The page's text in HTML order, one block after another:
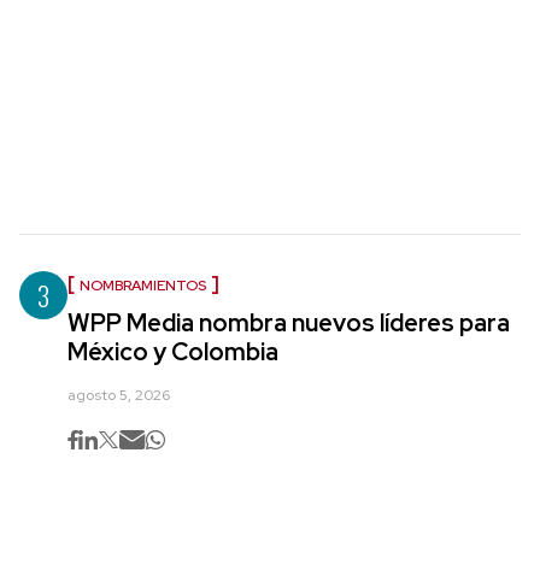
3 NOMBRAMIENTOS
WPP Media nombra nuevos líderes para
México y Colombia
agosto 5, 2026